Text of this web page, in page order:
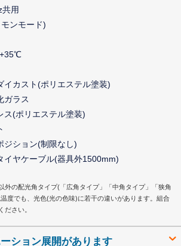
共用
ンモード)
イカスト(ポリエステル塗装)
ガラス
ス(ポリエステル塗装)
ジション(制限なし)
イヤケーブル(器具外1500mm)
外の配光角タイプ(「広角タイプ」「中角タイプ」「狭角
度でも、光色(光の色味)に若干の違いがあります。組合
ださい。
ション展開があります